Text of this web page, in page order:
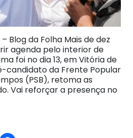
Blog da Folha Mais de dez
agenda pelo interior de
foi no dia 13, em Vitória de
candidato da Frente Popular
(PSB), retoma as
Vai reforçar a presença no